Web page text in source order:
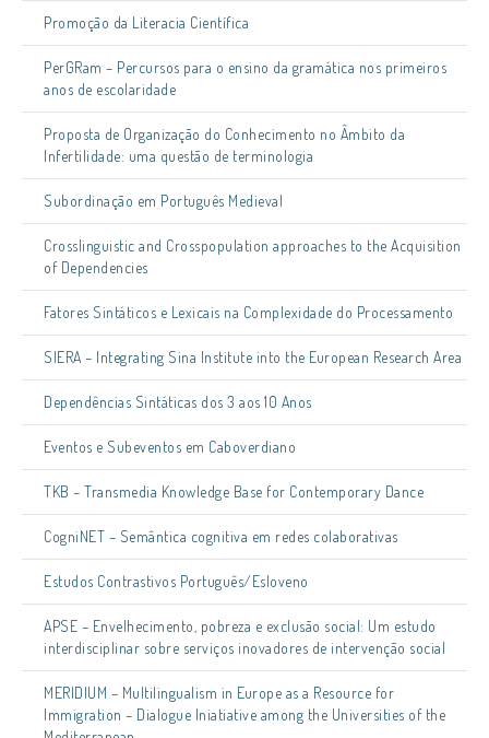
Promoção da Literacia Científica
PerGRam – Percursos para o ensino da gramática nos primeiros
anos de escolaridade
Proposta de Organização do Conhecimento no Âmbito da
Infertilidade: uma questão de terminologia
Subordinação em Português Medieval
Crosslinguistic and Crosspopulation approaches to the Acquisition
of Dependencies
Fatores Sintáticos e Lexicais na Complexidade do Processamento
SIERA – Integrating Sina Institute into the European Research Area
Dependências Sintáticas dos 3 aos 10 Anos
Eventos e Subeventos em Caboverdiano
TKB – Transmedia Knowledge Base for Contemporary Dance
CogniNET – Semântica cognitiva em redes colaborativas
Estudos Contrastivos Português/Esloveno
APSE – Envelhecimento, pobreza e exclusão social: Um estudo
interdisciplinar sobre serviços inovadores de intervenção social
MERIDIUM – Multilingualism in Europe as a Resource for
Immigration – Dialogue Iniatiative among the Universities of the